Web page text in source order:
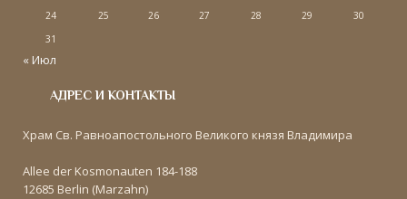
24
25 26 27 28 29
30
31
« Июл
АДРЕС И КОНТАКТЫ
Храм Св. Равноапостольного Великого князя Владимира
Allee der Kosmonauten 184-188
12685 Berlin (Marzahn)